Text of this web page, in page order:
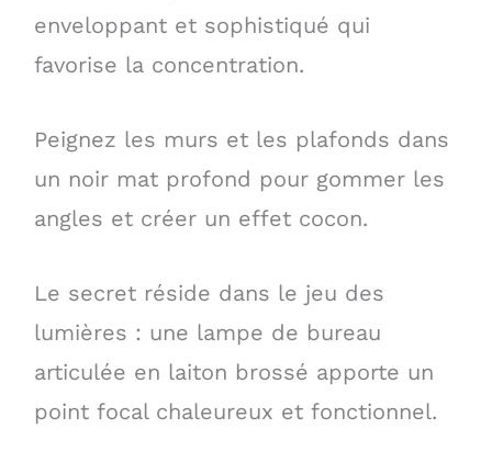
enveloppant et sophistiqué qui
favorise la concentration.
Peignez les murs et les plafonds dans
un noir mat profond pour gommer les
angles et créer un effet cocon.
Le secret réside dans le jeu des
lumières : une lampe de bureau
articulée en laiton brossé apporte un
point focal chaleureux et fonctionnel.